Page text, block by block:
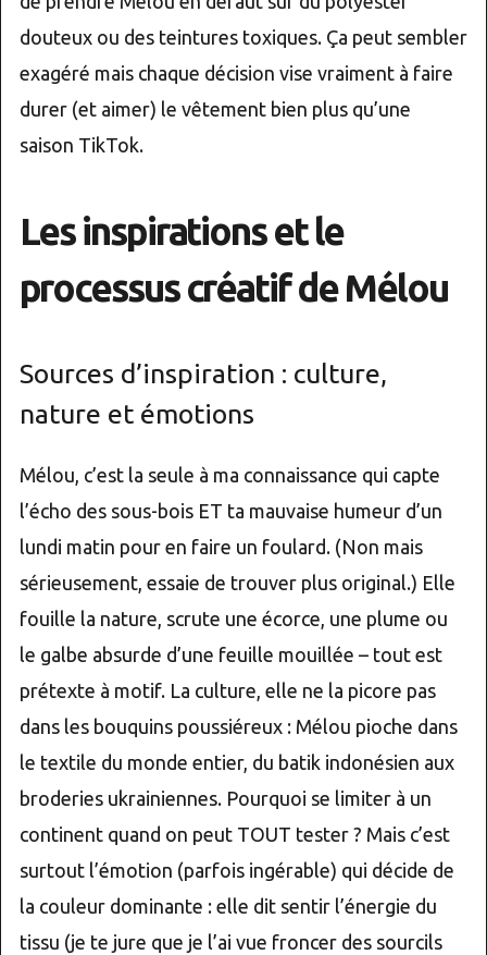
douteux ou des teintures toxiques. Ça peut sembler
exagéré mais chaque décision vise vraiment à faire
durer (et aimer) le vêtement bien plus qu’une
saison TikTok.
Les inspirations et le
processus créatif de Mélou
Sources d’inspiration : culture,
nature et émotions
Mélou, c’est la seule à ma connaissance qui capte
l’écho des sous-bois ET ta mauvaise humeur d’un
lundi matin pour en faire un foulard. (Non mais
sérieusement, essaie de trouver plus original.) Elle
fouille la nature, scrute une écorce, une plume ou
le galbe absurde d’une feuille mouillée – tout est
prétexte à motif. La culture, elle ne la picore pas
dans les bouquins poussiéreux : Mélou pioche dans
le textile du monde entier, du batik indonésien aux
broderies ukrainiennes. Pourquoi se limiter à un
continent quand on peut TOUT tester ? Mais c’est
surtout l’émotion (parfois ingérable) qui décide de
la couleur dominante : elle dit sentir l’énergie du
tissu (je te jure que je l’ai vue froncer des sourcils